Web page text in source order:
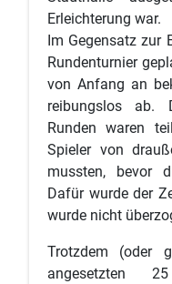
Erleichterung war.
Im Gegensatz zur
Rundenturnier
von Anfang an
reibungslos ab.
Runden waren
Spieler von
mussten, bevor
Dafür wurde der
wurde nicht
Trotzdem (oder
angesetzten